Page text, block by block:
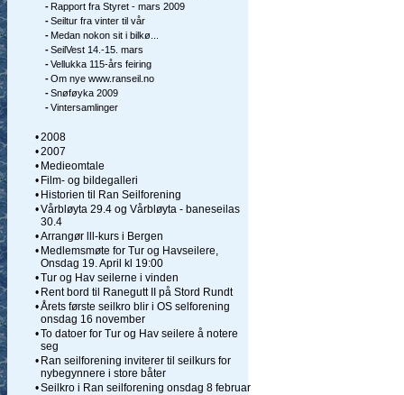
-Rapport fra Styret - mars 2009
-Seiltur fra vinter til vår
-Medan nokon sit i bilkø...
-SeilVest 14.-15. mars
-Vellukka 115-års feiring
-Om nye www.ranseil.no
-Snøføyka 2009
-Vintersamlinger
•2008
•2007
• Medieomtale
• Film- og bildegalleri
• Historien til Ran Seilforening
•Vårbløyta 29.4 og Vårbløyta - baneseilas
30.4
•Arrangør lll-kurs i Bergen
• Medlemsmøte for Tur og Havseilere,
Onsdag 19. April kl 19:00
•Tur og Hav seilerne i vinden
• Rent bord til Ranegutt II på Stord Rundt
•Årets første seilkro blir i OS selforening
onsdag 16 november
•To datoer for Tur og Hav seilere å notere
seg
• Ran seilforening inviterer til seilkurs for
nybegynnere i store båter
•Seilkro i Ran seilforening onsdag 8 februar